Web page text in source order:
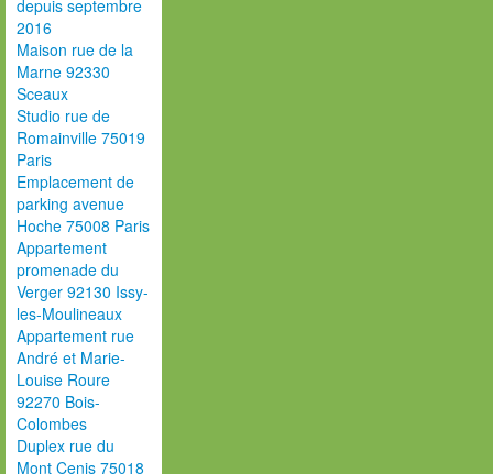
depuis septembre
2016
Maison rue de la
Marne 92330
Sceaux
Studio rue de
Romainville 75019
Paris
Emplacement de
parking avenue
Hoche 75008 Paris
Appartement
promenade du
Verger 92130 Issy-
les-Moulineaux
Appartement rue
André et Marie-
Louise Roure
92270 Bois-
Colombes
Duplex rue du
Mont Cenis 75018